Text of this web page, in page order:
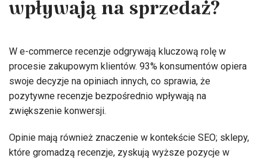
wpływają na sprzedaż?
W e-commerce recenzje odgrywają kluczową rolę w
procesie zakupowym klientów. 93% konsumentów opiera
swoje decyzje na opiniach innych, co sprawia, że
pozytywne recenzje bezpośrednio wpływają na
zwiększenie konwersji.
Opinie mają również znaczenie w kontekście SEO; sklepy,
które gromadzą recenzje, zyskują wyższe pozycje w